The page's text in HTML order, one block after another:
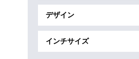
デザイン
インチサイズ